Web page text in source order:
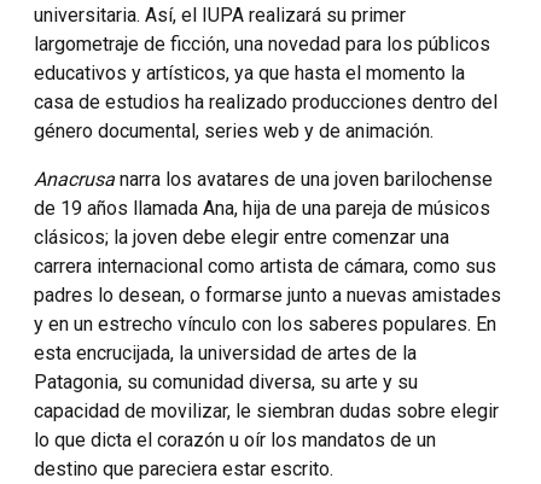
universitaria. Así, el IUPA realizará su primer
largometraje de ficción, una novedad para los públicos
educativos y artísticos, ya que hasta el momento la
casa de estudios ha realizado producciones dentro del
género documental, series web y de animación.
Anacrusa narra los avatares de una joven barilochense
de 19 años llamada Ana, hija de una pareja de músicos
clásicos; la joven debe elegir entre comenzar una
carrera internacional como artista de cámara, como sus
padres lo desean, o formarse junto a nuevas amistades
y en un estrecho vínculo con los saberes populares. En
esta encrucijada, la universidad de artes de la
Patagonia, su comunidad diversa, su arte y su
capacidad de movilizar, le siembran dudas sobre elegir
lo que dicta el corazón u oír los mandatos de un
destino que pareciera estar escrito.